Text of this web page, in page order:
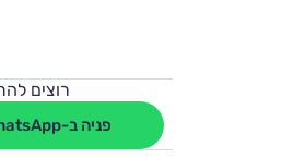
רוצים
פניה ב-WhatsApp